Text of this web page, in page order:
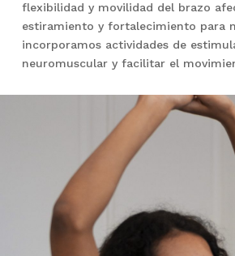
flexibilidad y movilidad del brazo
estiramiento y fortalecimiento para
incorporamos actividades de
neuromuscular y facilitar el